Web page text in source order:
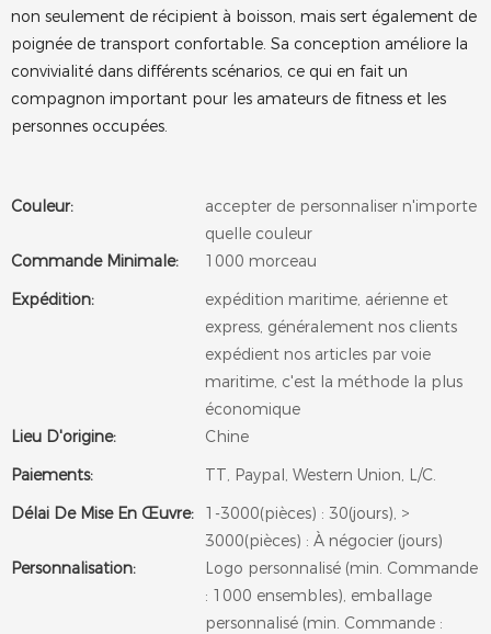
non seulement de récipient à boisson, mais sert également de
poignée de transport confortable. Sa conception améliore la
convivialité dans différents scénarios, ce qui en fait un
compagnon important pour les amateurs de fitness et les
personnes occupées.
Couleur:
accepter de personnaliser n'importe
quelle couleur
Commande Minimale:
1000 morceau
Expédition:
expédition maritime, aérienne et
express, généralement nos clients
expédient nos articles par voie
maritime, c'est la méthode la plus
économique
Lieu D'origine:
Chine
Paiements:
TT, Paypal, Western Union, L/C.
Délai De Mise En Œuvre:
1-3000(pièces) : 30(jours), >
3000(pièces) : À négocier (jours)
Personnalisation:
Logo personnalisé (min. Commande
: 1000 ensembles), emballage
personnalisé (min. Commande :